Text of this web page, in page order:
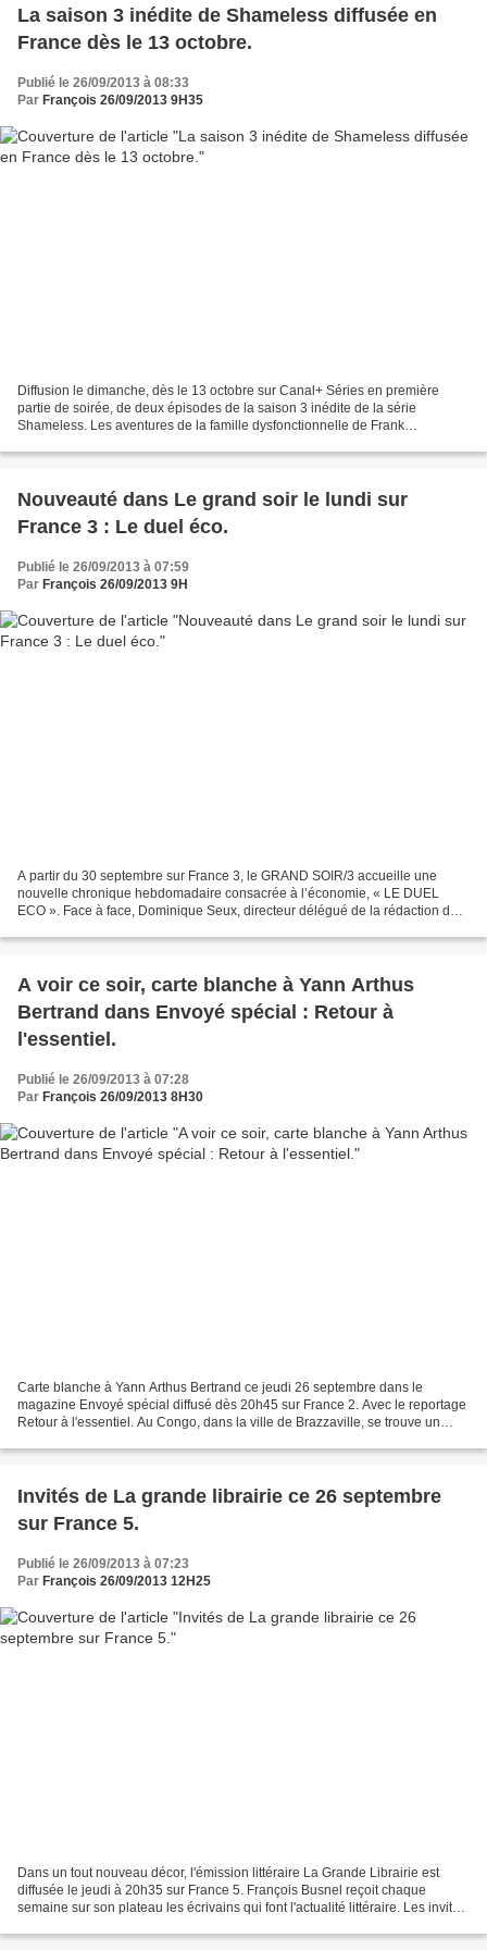
La saison 3 inédite de Shameless diffusée en
France dès le 13 octobre.
Publié le 26/09/2013 à 08:33
Par François 26/09/2013 9H35
Diffusion le dimanche, dès le 13 octobre sur Canal+ Séries en première
partie de soirée, de deux épisodes de la saison 3 inédite de la série
Shameless. Les aventures de la famille dysfonctionnelle de Frank
Nouveauté dans Le grand soir le lundi sur
France 3 : Le duel éco.
Publié le 26/09/2013 à 07:59
Par François 26/09/2013 9H
A partir du 30 septembre sur France 3, le GRAND SOIR/3 accueille une
nouvelle chronique hebdomadaire consacrée à l’économie, « LE DUEL
ECO ». Face à face, Dominique Seux, directeur délégué de la rédaction du
A voir ce soir, carte blanche à Yann Arthus
Bertrand dans Envoyé spécial : Retour à
l'essentiel.
Publié le 26/09/2013 à 07:28
Par François 26/09/2013 8H30
Carte blanche à Yann Arthus Bertrand ce jeudi 26 septembre dans le
magazine Envoyé spécial diffusé dès 20h45 sur France 2. Avec le reportage
Retour à l'essentiel. Au Congo, dans la ville de Brazzaville, se trouve un
Invités de La grande librairie ce 26 septembre
sur France 5.
Publié le 26/09/2013 à 07:23
Par François 26/09/2013 12H25
Dans un tout nouveau décor, l'émission littéraire La Grande Librairie est
diffusée le jeudi à 20h35 sur France 5. François Busnel reçoit chaque
semaine sur son plateau les écrivains qui font l'actualité littéraire. Les invités